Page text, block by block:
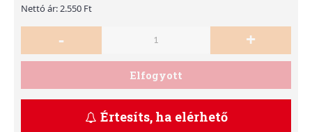
Nettó ár: 2.550 Ft
- +
Elfogyott
Értesíts, ha elérhető